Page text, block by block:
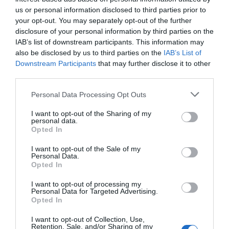
us or personal information disclosed to third parties prior to
your opt-out. You may separately opt-out of the further
disclosure of your personal information by third parties on the
IAB’s list of downstream participants. This information may
also be disclosed by us to third parties on the IAB’s List of
Downstream Participants that may further disclose it to other
Personal Data Processing Opt Outs
I want to opt-out of the Sharing of my
personal data.
Opted In
I want to opt-out of the Sale of my
Personal Data.
Opted In
I want to opt-out of processing my
Personal Data for Targeted Advertising.
Opted In
I want to opt-out of Collection, Use,
Retention, Sale, and/or Sharing of my
protegiendo lo que está insuficientemente protegido. Pero
aún queda la segunda parte, la que contiene elementos tan
importantes como el despido, y hay que abordarlo de
manera inmediata en la mesa de diálogo social”.
arbitrarias, sin causa real, donde la empresa no tiene que
hacer el mínimo esfuerzo por probar la causa que dice
para justificar la extinción", han manifestado desde
Despido improcedente de 33 días por año
trabajado
Actualmente undespido improcedentetiene una
24 mensualidades (antes era de 45 días, con tope de 42